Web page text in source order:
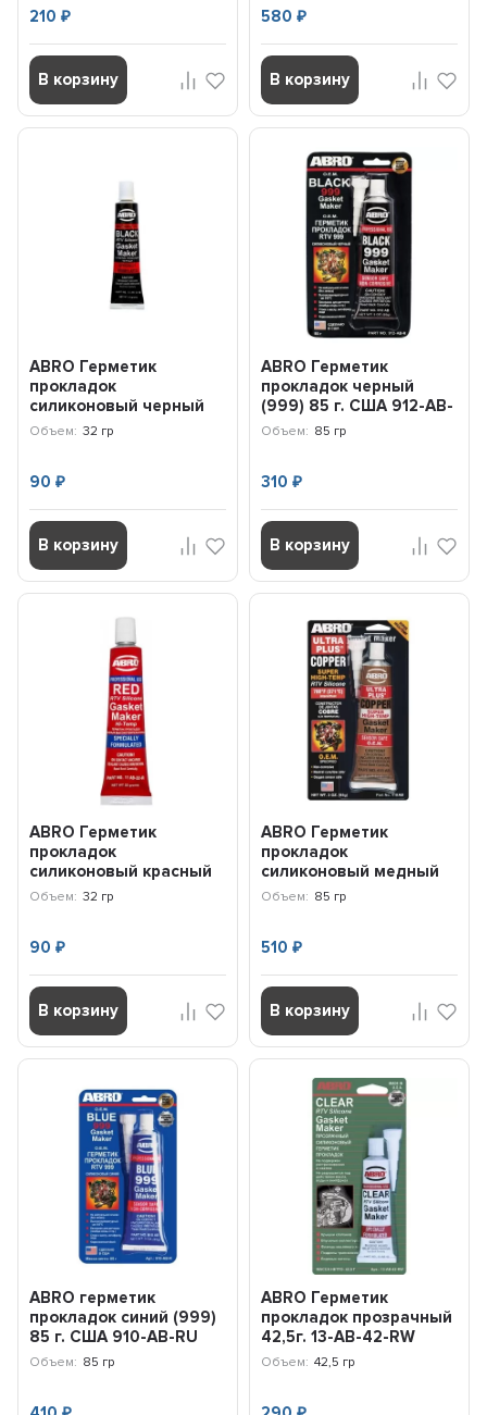
210₽
В корзину
580 ₽
В корзину
ABRO Герметик
прокладок
силиконовый черный
32 г. Abro Masters
Объем: 32 гр
90₽
В корзину
ABRO Герметик
прокладок черный
(999) 85 г. США 912-AB-
R
Объем: 85 гр
310 ₽
В корзину
ABRO Герметик
прокладок
силиконовый красный
32 г. Abro Masters 11-AB-
Объем: 32 гр
90₽
В корзину
ABRO Герметик
прокладок
силиконовый медный
85 г 418ABRW
Объем: 85 гр
510 ₽
В корзину
ABRO герметик
прокладок синий (999)
85 г. США 910-AB-RU
Объем: 85 гр
₽
ABRO Герметик
прокладок прозрачный
42,5г. 13-AB-42-RW
Объем: 42,5 гр
₽